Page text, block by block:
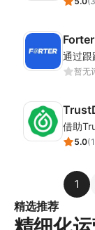
Forter
暂无
5.0(1
1
精选推荐